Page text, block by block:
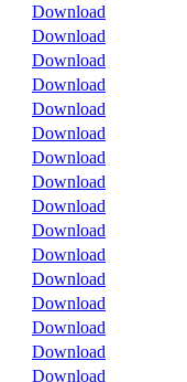
Download
Download
Download
Download
Download
Download
Download
Download
Download
Download
Download
Download
Download
Download
Download
Download